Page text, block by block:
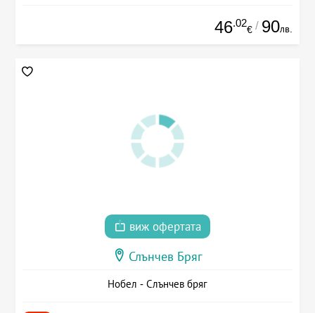
46.02
€ / 90лв.
виж офертата
Слънчев Бряг
Нобел - Слънчев бряг